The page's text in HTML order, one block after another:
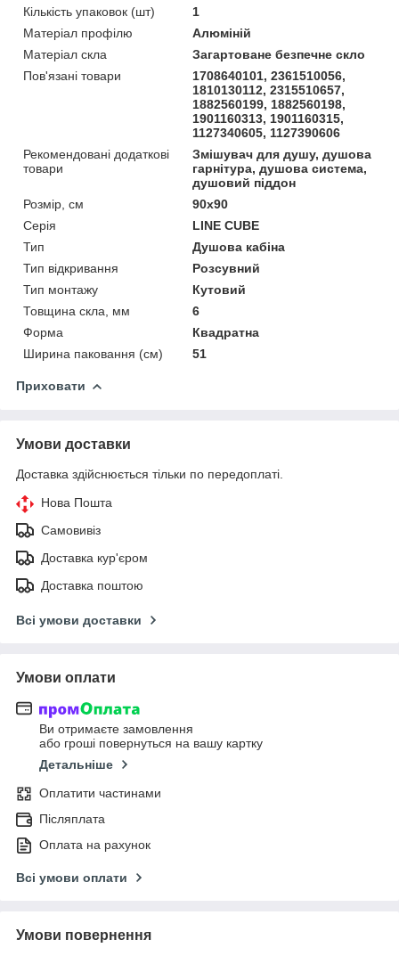
Кількість упаковок (шт)
1
Матеріал профілю
Алюміній
Матеріал скла
Загартоване безпечне скло
Пов'язані товари
1708640101, 2361510056,
1810130112, 2315510657,
1882560199, 1882560198,
1901160313, 1901160315,
1127340605, 1127390606
Рекомендовані додаткові
товари
Змішувач для душу, душова
гарнітура, душова система,
душовий піддон
Розмір, см
90x90
Серія
LINE CUBE
Тип
Душова кабіна
Тип відкривання
Розсувний
Тип монтажу
Кутовий
Товщина скла, мм
6
Форма
Квадратна
Ширина паковання (см)
51
Приховати
Умови доставки
Доставка здійснюється тільки по передоплаті.
Нова Пошта
Самовивіз
Доставка кур'єром
Доставка поштою
Всі умови доставки
Умови оплати
Ви отримаєте замовлення
або гроші повернуться на вашу картку
Детальніше
Оплатити частинами
Післяплата
Оплата на рахунок
Всі умови оплати
Умови повернення